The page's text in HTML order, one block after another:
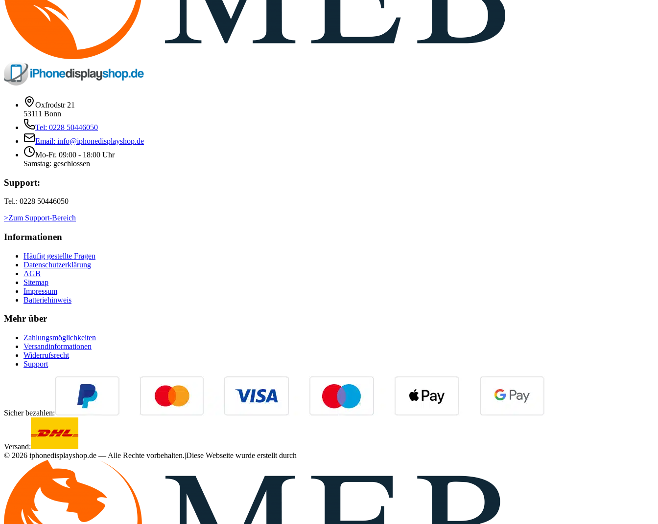
Oxfrodstr 21
53111 Bonn
Tel: 0228 50446050
Email: info@iphonedisplayshop.de
Mo-Fr. 09:00 - 18:00 Uhr
Samstag: geschlossen
Support:
Tel.: 0228 50446050
>Zum Support-Bereich
Informationen
Häufig gestellte Fragen
Datenschutzerklärung
AGB
Sitemap
Impressum
Batteriehinweis
Mehr über
Zahlungsmöglichkeiten
Versandinformationen
Widerrufsrecht
Support
Sicher bezahlen:
Versand:
© 2026 iphonedisplayshop.de — Alle Rechte vorbehalten.|Diese Webseite wurde erstellt durch